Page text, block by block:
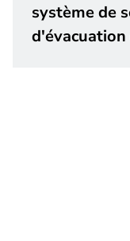
système de
d'évacuation